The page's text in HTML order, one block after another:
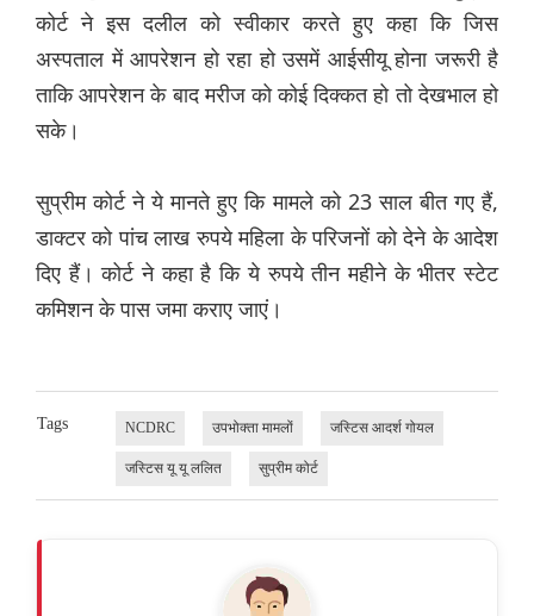
कोर्ट ने इस दलील को स्वीकार करते हुए कहा कि जिस
अस्पताल में आपरेशन हो रहा हो उसमें आईसीयू होना जरूरी है
ताकि आपरेशन के बाद मरीज को कोई दिक्कत हो तो देखभाल हो
सके।
सुप्रीम कोर्ट ने ये मानते हुए कि मामले को 23 साल बीत गए हैं,
डाक्टर को पांच लाख रुपये महिला के परिजनों को देने के आदेश
दिए हैं। कोर्ट ने कहा है कि ये रुपये तीन महीने के भीतर स्टेट
कमिशन के पास जमा कराए जाएं।
Tags NCDRC उपभोक्ता मामलों जस्टिस आदर्श गोयल
जस्टिस यू यू ललित सुप्रीम कोर्ट